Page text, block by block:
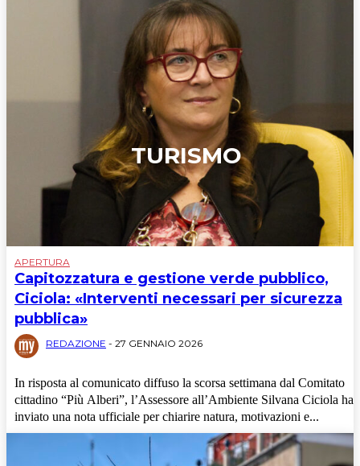
TURISMO
Cronaca
News
Politica
APERTURA
Capitozzatura e gestione verde pubblico,
Ciciola: «Interventi necessari per sicurezza
pubblica»
REDAZIONE - 27 GENNAIO 2026
In risposta al comunicato diffuso la scorsa settimana dal Comitato
cittadino “Più Alberi”, l’Assessore all’Ambiente Silvana Ciciola ha
inviato una nota ufficiale per chiarire natura, motivazioni e...